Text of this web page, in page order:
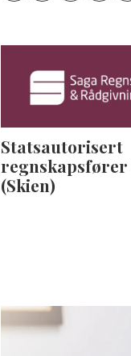
Statsautorisert
regnskapsfører
(Skien)